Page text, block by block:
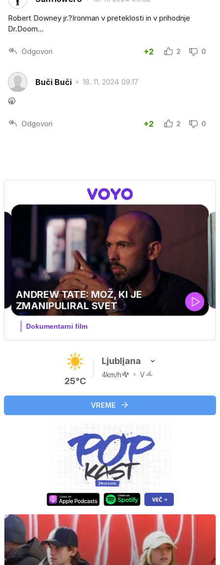
Robert Downey jr.?Ironman v preteklosti in v prihodnje
Dr.Doom...
Odgovori +2 2 0
Buči Buči 18. 11. 2024 09.17
🥱
Odgovori +2 2 0
MOJ PRIJATELJ PINGVIN
Film meseca / družinski, pustolovski
25°C
Ljubljana
4km/h V
VREME